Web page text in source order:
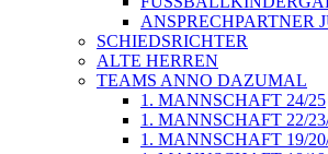
ANSPRECHPARTNER
SCHIEDSRICHTER
ALTE HERREN
TEAMS ANNO DAZUMAL
1. MANNSCHAFT 24/25
1. MANNSCHAFT 22/
1. MANNSCHAFT 19/